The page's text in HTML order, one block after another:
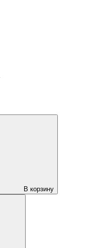
В корзину